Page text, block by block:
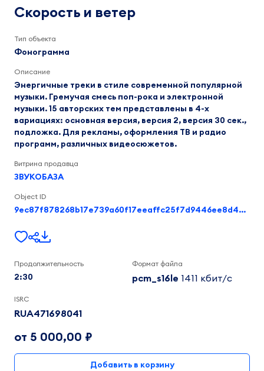
ветер
Попов
Данила
2:30
Скорость и ветер
Тип объекта
Фонограмма
Описание
Энергичные треки в стиле современной популярной
музыки. Гремучая смесь поп-рока и электронной
музыки. 15 авторских тем представлены в 4-х
вариациях: основная версия, версия 2, версия 30 сек.,
подложка. Для рекламы, оформления ТВ и радио
программ, различных видеосюжетов.
Витрина продавца
ЗВУКОБАЗА
Object ID
9ec87f878268b17e739a60f17eeaffc25f7d9446ee8d4c549206d069b67cccae
Продолжительность
2:30
Формат файла
pcm_s16le 1411 кбит/c
ISRC
RUA471698041
от 5 000,00 ₽
Добавить в корзину